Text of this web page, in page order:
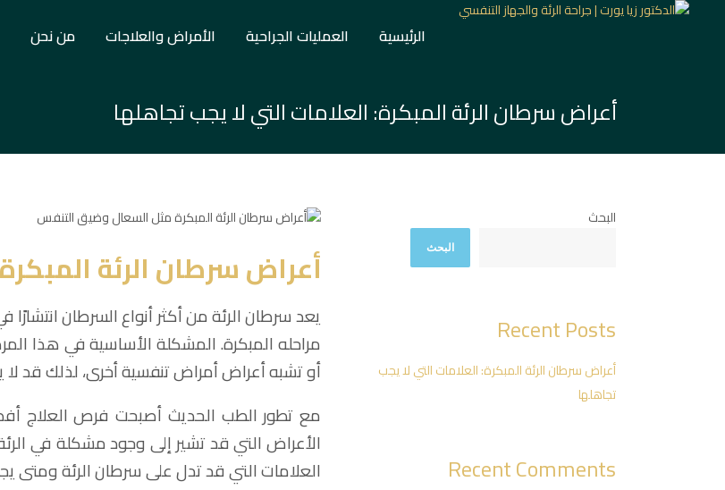
الرئيسية العمليات الجراحية الأمراض والعلاجات من نحن
أعراض سرطان الرئة المبكرة: العلامات التي لا يجب تجاهلها
أعراض سرطان الرئة المبكرة
يعد سرطان الرئة من أكثر أنواع السرطان
مراحله المبكرة. المشكلة الأساسية في هذا
أو تشبه أعراض أمراض تنفسية أخرى، لذلك قد لا
مع تطور الطب الحديث أصبحت فرص العلاج
الأعراض التي قد تشير إلى وجود مشكلة في
العلامات التي قد تدل على سرطان الرئة ومتى
البحث
البحث
Recent Posts
أعراض سرطان الرئة المبكرة: العلامات التي لا يجب
تجاهلها
Recent Comments